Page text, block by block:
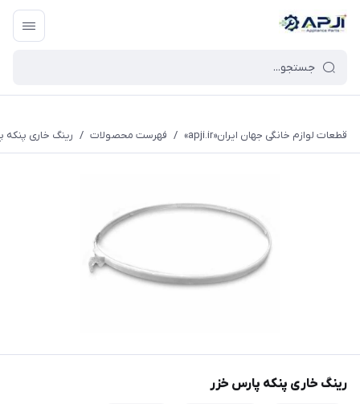
قطعات یدکی و جانبی لوازم خانگی جهان ایران
قطعات لوازم خانگی جهان ایران«apji.ir» / فهرست محصولات / رینگ خاری پنکه
رینگ خاری پنکه پارس خزر